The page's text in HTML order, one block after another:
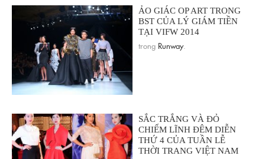
ẢO GIÁC OP ART TRONG
BST CỦA LÝ GIÁM TIỀN
TẠI VIFW 2014
trong Runway.
SẮC TRẮNG VÀ ĐỎ
CHIẾM LĨNH ĐÊM DIỄN
THỨ 4 CỦA TUẦN LỄ
THỜI TRANG VIỆT NAM